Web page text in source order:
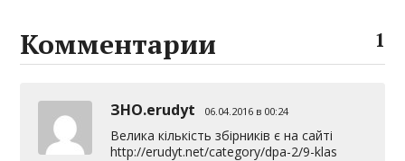
Комментарии 1
ЗНО.erudyt 06.04.2016 в 00:24
Велика кількість збірників є на сайті
http://erudyt.net/category/dpa-2/9-klas